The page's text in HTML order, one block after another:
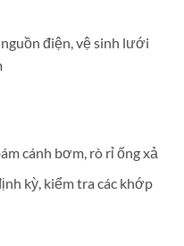
điện, vệ sinh lưới
cánh bơm, rò rỉ ống xả
kỳ, kiểm tra các khớp